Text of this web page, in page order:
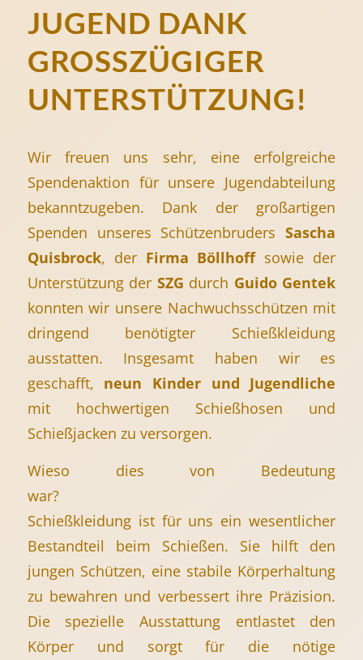
UGEND DANK G
ROSSZÜGIGER UN
TERSTÜTZUNG!
Wir freuen uns sehr, eine erfolgreiche
Spendenaktion für unsere Jugendabteilung
bekanntzugeben. Dank der großartigen
Spenden unseres SchützenbrudersSascha
Quisbrock, der Firma Böllhoffsowie der
Unterstützung der SZG durch Guido Gentek
konnten wir unsere Nachwuchsschützen mit
dringend benötigter Schießkleidung
ausstatten. Insgesamt haben wir es
geschafft, neun Kinder und Jugendliche
mit hochwertigen Schießhosen und
Schießjacken zu versorgen.
Wieso dies von Bedeutung
Schießkleidung ist für uns ein wesentlicher
Bestandteil beim Schießen. Sie hilft den
jungen Schützen, eine stabile Körperhaltung
zu bewahren und verbessert ihre Präzision.
Die spezielle Ausstattung entlastet den
Körper und sorgt für die nötige